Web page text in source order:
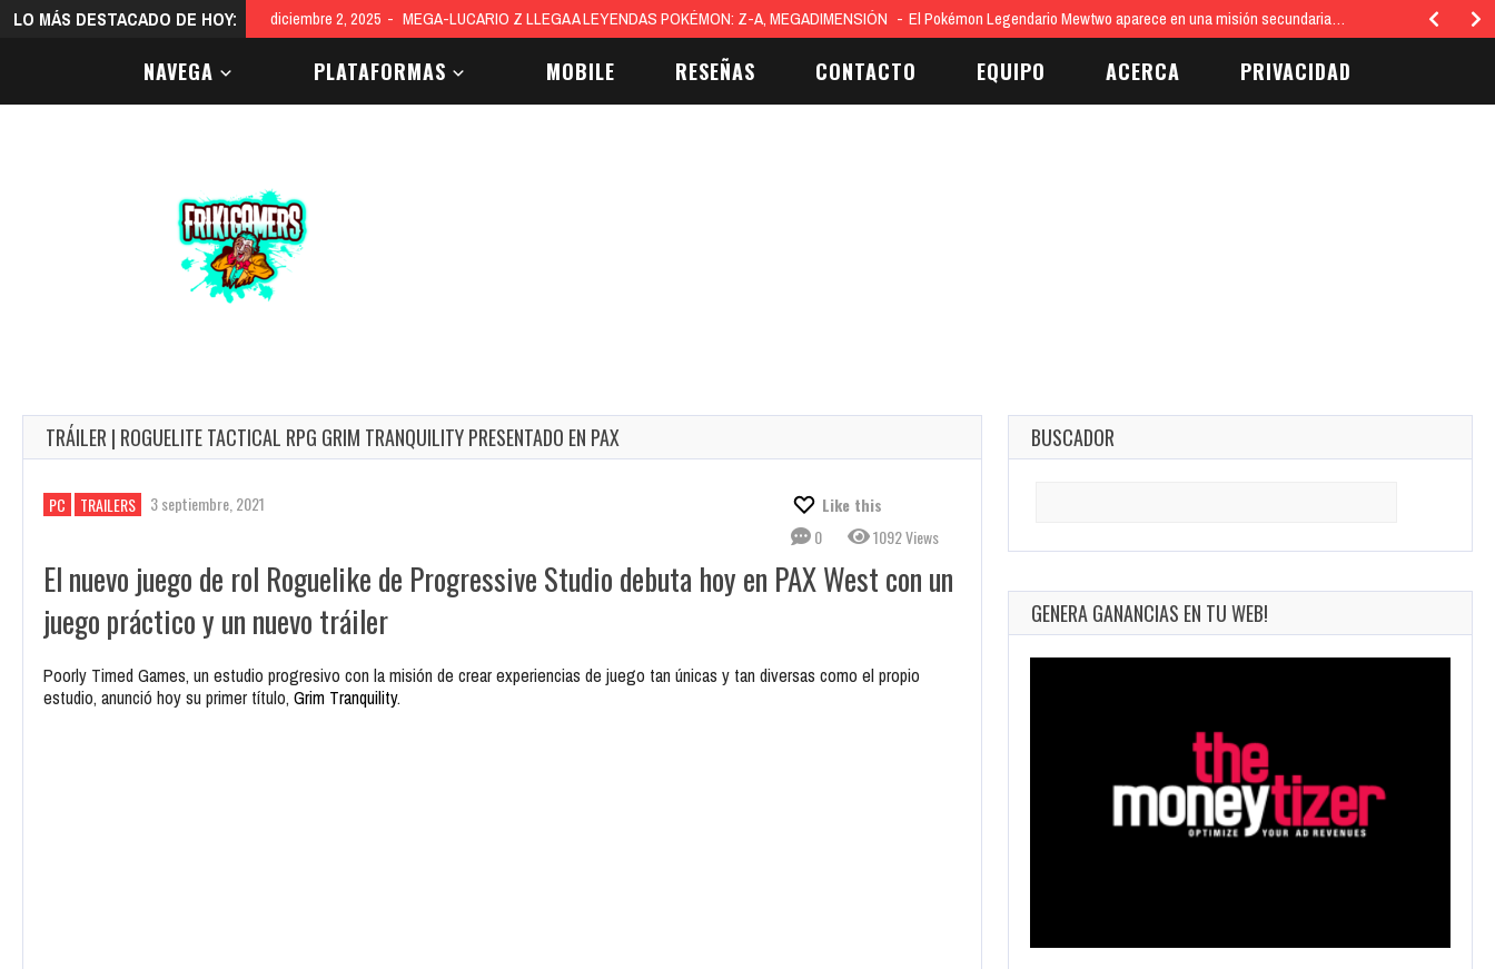
LO MÁS DESTACADO DE HOY: diciembre 2, 2025 MEGA-LUCARIO Z LLEGA A LEYENDAS POKÉMON: Z-A, MEGADIMENSIÓN El Pokémon Legendario Mewtwo aparece en una misión secundaria…
NAVEGA PLATAFORMAS MOBILE RESEÑAS CONTACTO EQUIPO ACERCA PRIVACIDAD
TRÁILER | ROGUELITE TACTICAL RPG GRIM TRANQUILITY PRESENTADO EN PAX
PC TRAILERS 3 septiembre, 2021
Like this
0
1092 Views
El nuevo juego de rol Roguelike de Progressive Studio debuta hoy en PAX West con un
juego práctico y un nuevo tráiler
Poorly Timed Games, un estudio progresivo con la misión de crear experiencias de juego tan únicas y tan diversas como el propio
estudio, anunció hoy su primer título, Grim Tranquility.
BUSCADOR
GENERA GANANCIAS EN TU WEB!